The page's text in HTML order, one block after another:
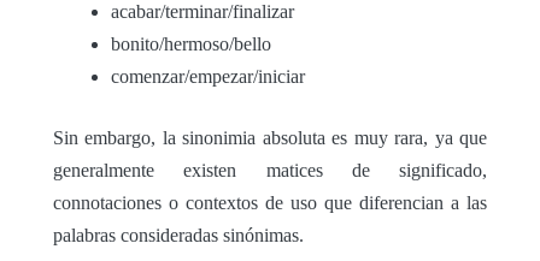
acabar/terminar/finalizar
bonito/hermoso/bello
comenzar/empezar/iniciar
Sin embargo, la sinonimia absoluta es muy rara, ya que
generalmente existen matices de significado,
connotaciones o contextos de uso que diferencian a las
palabras consideradas sinónimas.